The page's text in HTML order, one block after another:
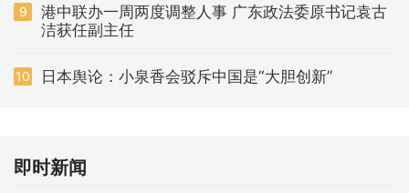
9
港中联办一周两度调整人事 广东政法委原书记袁古
洁获任副主任
10 日本舆论：小泉香会驳斥中国是“大胆创新”
即时新闻